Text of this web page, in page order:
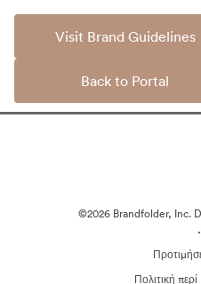
Visit Brand Guidelines
Back to Portal
©2026 Brandfolder, Inc.
·
Πολιτική περί